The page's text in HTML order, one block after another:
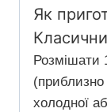
Як
Розмішати
холодної